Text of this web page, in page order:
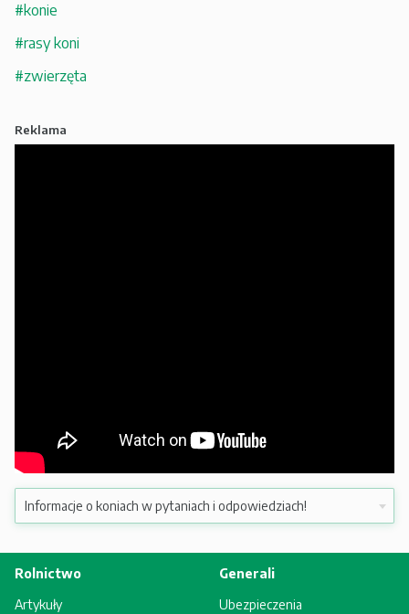
#konie
#rasy koni
#zwierzęta
Reklama
Rolnictwo
Artykuły
Generali
Ubezpieczenia